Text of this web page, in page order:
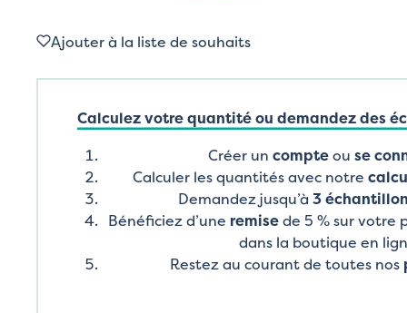
Ajouter à la liste de souhaits
Calculez votre quantité ou demandez des
Créer un compteou se
Calculer les quantités avec notre
Demandez jusqu’à 3
Bénéficiez d’une remisede 5 % sur votre
dans la boutique en
Restez au courant de toutes nos